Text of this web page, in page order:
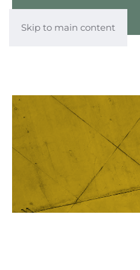
Skip to main content